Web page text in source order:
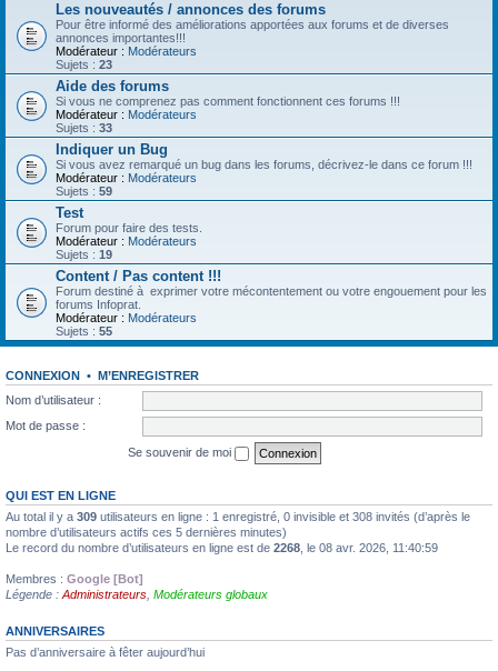
Les nouveautés / annonces des forums
Pour être informé des améliorations apportées aux forums et de diverses
annonces importantes!!!
Modérateur : Modérateurs
Sujets : 23
Aide des forums
Si vous ne comprenez pas comment fonctionnent ces forums !!!
Modérateur : Modérateurs
Sujets : 33
Indiquer un Bug
Si vous avez remarqué un bug dans les forums, décrivez-le dans ce forum !!!
Modérateur : Modérateurs
Sujets : 59
Test
Forum pour faire des tests.
Modérateur : Modérateurs
Sujets : 19
Content / Pas content !!!
Forum destiné à exprimer votre mécontentement ou votre engouement pour les
forums Infoprat.
Modérateur : Modérateurs
Sujets : 55
CONNEXION • M’ENREGISTRER
Nom d’utilisateur :
Mot de passe :
Se souvenir de moi
QUI EST EN LIGNE
Au total il y a 309 utilisateurs en ligne : 1 enregistré, 0 invisible et 308 invités (d’après le
nombre d’utilisateurs actifs ces 5 dernières minutes)
Le record du nombre d’utilisateurs en ligne est de 2268 , le 08 avr. 2026, 11:40:59
Membres : Google [Bot]
Légende : Administrateurs Modérateurs globaux
ANNIVERSAIRES
Pas d’anniversaire à fêter aujourd’hui